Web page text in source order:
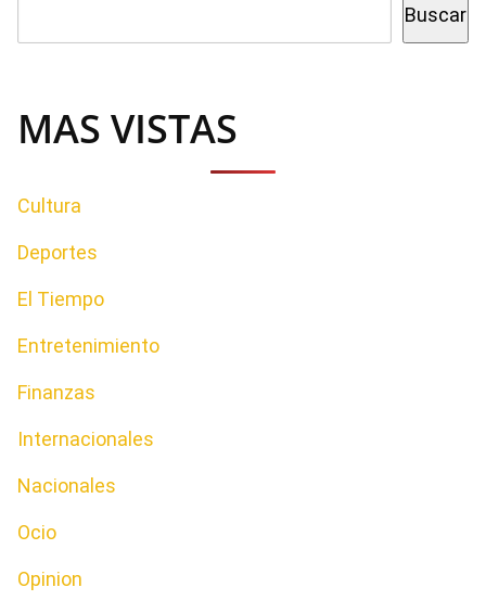
Buscar
MAS VISTAS
Cultura
Deportes
El Tiempo
Entretenimiento
Finanzas
Internacionales
Nacionales
Ocio
Opinion